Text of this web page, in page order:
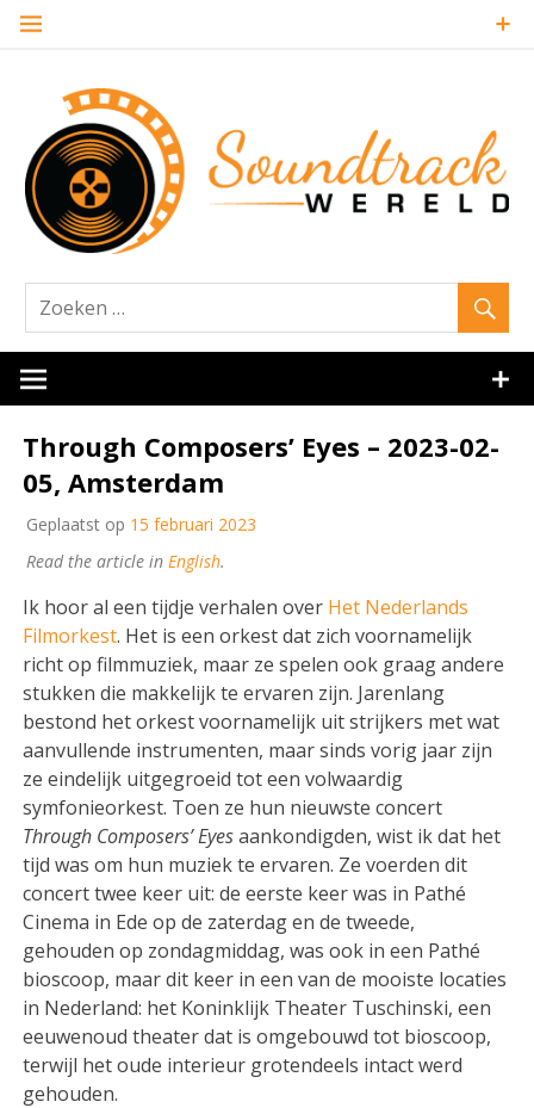
Naar
springen
Through Composers’ Eyes – 2023-02-
05, Amsterdam
Geplaatst op 15 februari 2023
Read the article in English.
Ik hoor al een tijdje verhalen over Het Nederlands
Filmorkest. Het is een orkest dat zich voornamelijk
richt op filmmuziek, maar ze spelen ook graag andere
stukken die makkelijk te ervaren zijn. Jarenlang
bestond het orkest voornamelijk uit strijkers met wat
aanvullende instrumenten, maar sinds vorig jaar zijn
ze eindelijk uitgegroeid tot een volwaardig
symfonieorkest. Toen ze hun nieuwste concert
Through Composers’ Eyesaankondigden, wist ik dat het
tijd was om hun muziek te ervaren. Ze voerden dit
concert twee keer uit: de eerste keer was in Pathé
Cinema in Ede op de zaterdag en de tweede,
gehouden op zondagmiddag, was ook in een Pathé
bioscoop, maar dit keer in een van de mooiste locaties
in Nederland: het Koninklijk Theater Tuschinski, een
eeuwenoud theater dat is omgebouwd tot bioscoop,
terwijl het oude interieur grotendeels intact werd
gehouden.